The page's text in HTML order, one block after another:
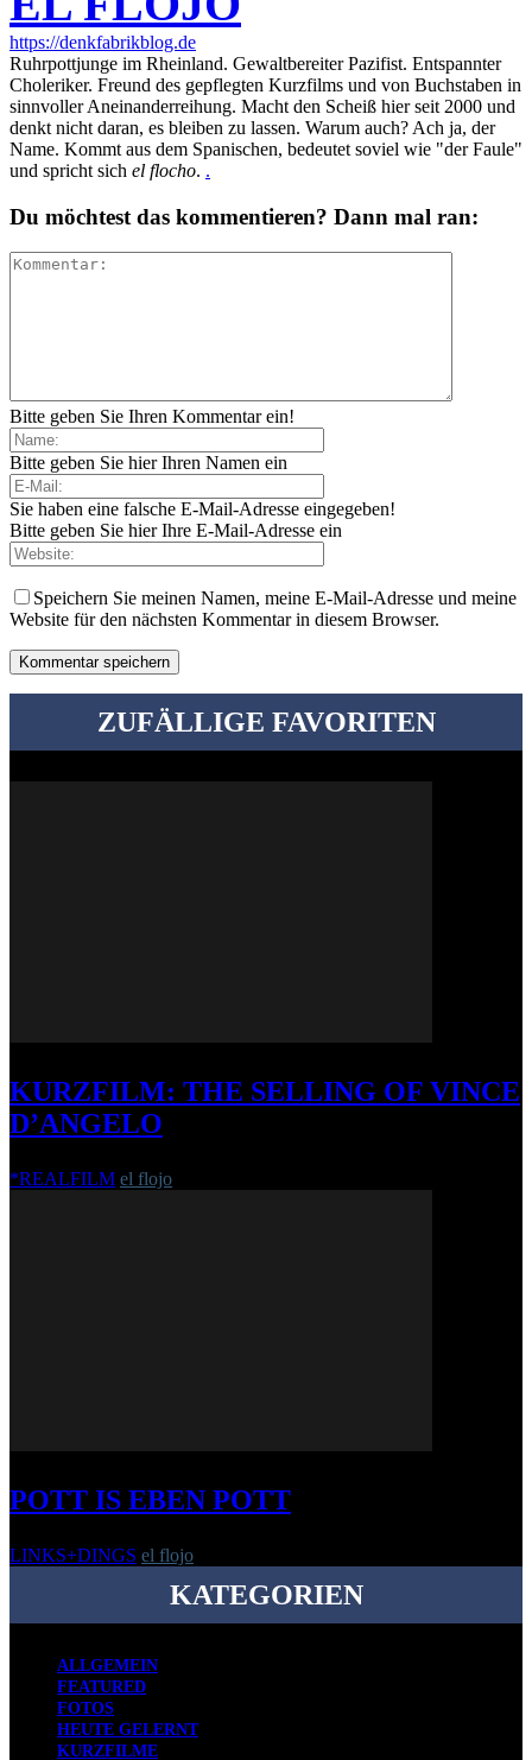
https://denkfabrikblog.de
Ruhrpottjunge im Rheinland. Gewaltbereiter Pazifist. Entspannter
Choleriker. Freund des gepflegten Kurzfilms und von Buchstaben in
sinnvoller Aneinanderreihung. Macht den Scheiß hier seit 2000 und
denkt nicht daran, es bleiben zu lassen. Warum auch? Ach ja, der
Name. Kommt aus dem Spanischen, bedeutet soviel wie "der Faule"
und spricht sich el flocho. .
Du möchtest das kommentieren? Dann mal ran:
Bitte geben Sie Ihren Kommentar ein!
Bitte geben Sie hier Ihren Namen ein
Sie haben eine falsche E-Mail-Adresse eingegeben!
Bitte geben Sie hier Ihre E-Mail-Adresse ein
Speichern Sie meinen Namen, meine E-Mail-Adresse und meine
Website für den nächsten Kommentar in diesem Browser.
ZUFÄLLIGE FAVORITEN
KURZFILM: THE SELLING OF VINCE
D’ANGELO
*REALFILM el flojo
POTT IS EBEN POTT
LINKS+DINGS el flojo
KATEGORIEN
ALLGEMEIN
FEATURED
FOTOS
HEUTE GELERNT
KURZFILME